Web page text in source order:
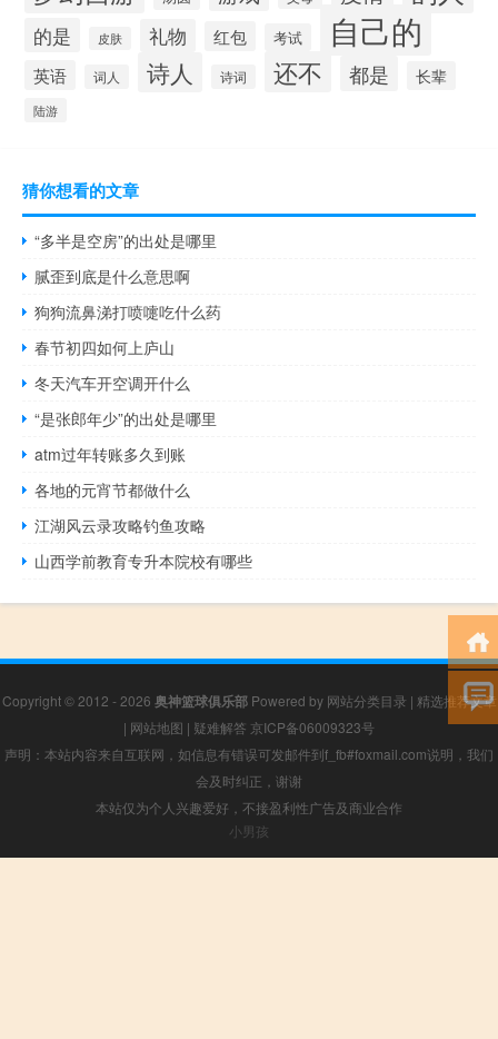
的是 皮肤 礼物 红包 考试 自己的
英语 词人 诗人 诗词 还不 都是 长辈
陆游
猜你想看的文章
“多半是空房”的出处是哪里
腻歪到底是什么意思啊
狗狗流鼻涕打喷嚏吃什么药
春节初四如何上庐山
冬天汽车开空调开什么
“是张郎年少”的出处是哪里
atm过年转账多久到账
各地的元宵节都做什么
江湖风云录攻略钓鱼攻略
山西学前教育专升本院校有哪些
Copyright © 2012 - 2026 奥神篮球俱乐部Powered by 网站分类目录 | 精选推荐文章
| 网站地图 | 疑难解答 京ICP备06009323号
声明：本站内容来自互联网，如信息有错误可发邮件到f_fb#foxmail.com说明，我们
会及时纠正，谢谢
本站仅为个人兴趣爱好，不接盈利性广告及商业合作
小男孩